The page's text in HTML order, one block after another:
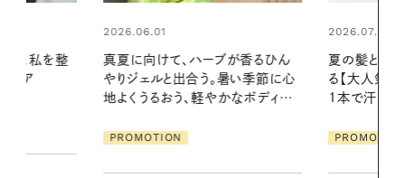
が香るひん
い季節に心
2026.07.24
夏の髪と心が瞬時にリフレッシュす
る【大人気のドライシャンプー】 この
1本で汗ばむ季節も一日中心地よく
PROMOTION
2026.07.21
リーとの重